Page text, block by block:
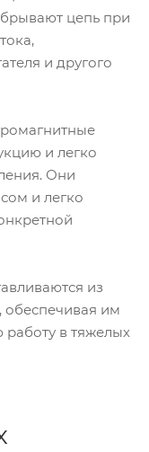
цепь при
и другого
и легко
Они
и легко
из
обеспечивая им
работу в тяжелых